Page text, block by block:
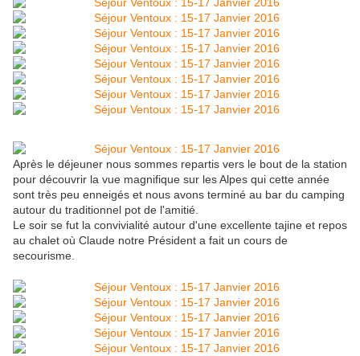
Après le déjeuner nous sommes repartis vers le bout de la station
pour découvrir la vue magnifique sur les Alpes qui cette année
sont très peu enneigés et nous avons terminé au bar du camping
autour du traditionnel pot de l'amitié.
Le soir se fut la convivialité autour d'une excellente tajine et repos
au chalet où Claude notre Président a fait un cours de
secourisme.